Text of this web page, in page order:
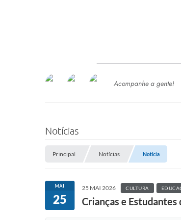
SERVIÇOS
SEMED
Processo de Contratação -
Concursos e Processos Seletivos
Acompanhe a gente!
Notícias
Principal Notícias Notícia
MAI
25
25 MAI 2026 CULTURA
Crianças e